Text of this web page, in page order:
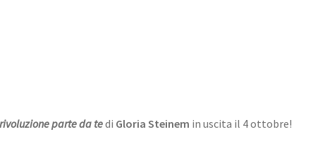
parte da tedi Gloria Steinem in uscita il 4 ottobre!